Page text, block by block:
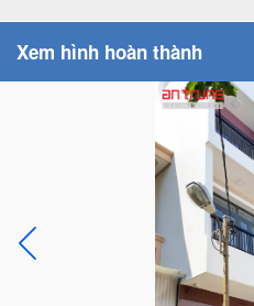
Xem hình hoàn thành